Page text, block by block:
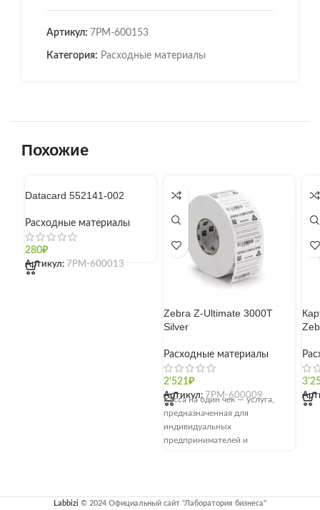
Артикул: 7РМ-600153
Категория: Расходные материалы
Похожие
Datacard 552141-002
Расходные материалы
280₽
Артикул: 7РМ-600013
Zebra Z-Ultimate 3000T
Silver
Расходные материалы
2'521₽
Артикул: 7РМ-600009
Касса на один чек — услуга,
предназначенная для
индивидуальных
предпринимателей и
Labbizi © 2024 Официальный сайт "Лаборатория бизнеса"